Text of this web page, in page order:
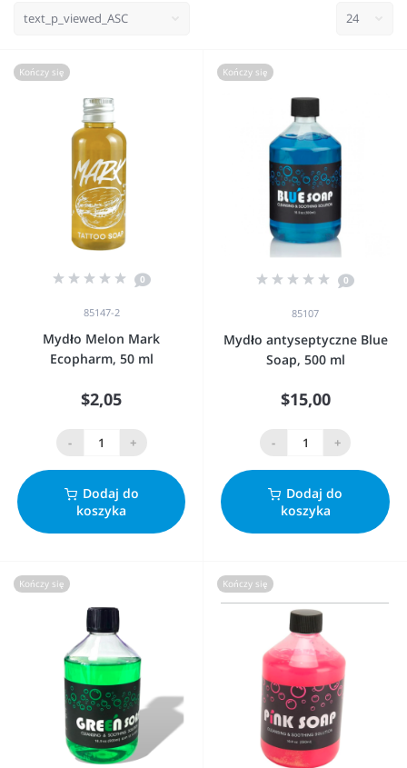
Kończy się
0
85147-2
Mydło Melon Mark
Ecopharm, 50 ml
$2,05
- +
Dodaj do
koszyka
Kończy się
0
85107
Mydło antyseptyczne Blue
Soap, 500 ml
$15,00
- +
Dodaj do
koszyka
Kończy się Kończy się